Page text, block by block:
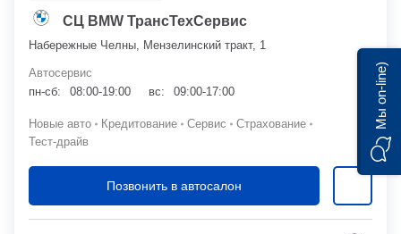
СЦ BMW ТрансТехСервис
Набережные Челны, Мензелинский тракт, 1
Автосервис
пн-сб:
08:00-19:00 вс: 09:00-17:00
Новые авто Кредитование Сервис
Страхование
Тест-драйв
Позвонить в автосалон
Мы on-line)